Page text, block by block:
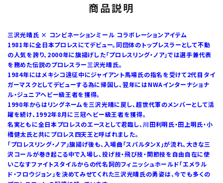
商品説明
三沢光晴氏 × コンビネーションミール コラボレーションアイテム
1981年に全日本プロレスにてデビュー。同団体のトップレスラーとして不動
の人気を誇り、2000年に旗揚げした「プロレスリング・ノア」では選手兼代表
を務めた伝説のプロレスラー三沢光晴氏。
1984年にはメキシコ遠征中にジャイアント馬場氏の指名を受けて2代目タイ
ガーマスクとしてデビューする為に帰国し、翌年にはNWAインターナショナ
ル・ジュニアヘビー級王者を獲得。
1990年からはリングネームを三沢光晴に戻し、超世代軍のメンバーとして活
躍を続け、1992年8月に三冠ヘビー級王者を獲得。
名実ともに全日本プロレスのエースとして君臨し、川田利明氏・田上明氏・小
橋健太氏と共にプロレス四天王と呼ばれました。
「プロレスリング・ノア」旗揚げ後も、入場曲「スパルタンX」が流れ、大きな三
沢コールが巻き起こる中で入場し、投げ技・飛び技・関節技を自由自在に使
いこなすファイトスタイルからの代名詞的フィニッシュホールド「エメラル
ド・フロウジョン」を決めてみせてくれた三沢光晴氏の勇姿は、今でも多くの